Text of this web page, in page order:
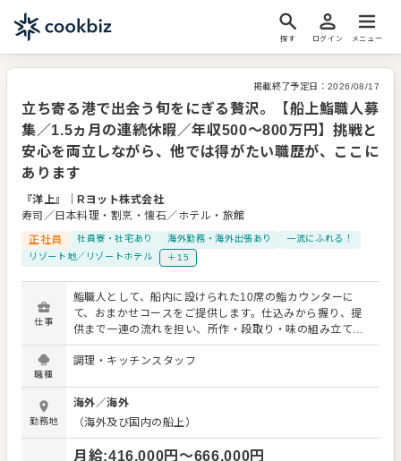
探す ログイン メニュー
掲載終了予定日： 2026/08/17
立ち寄る港で出会う旬をにぎる贅沢。【船上鮨職人募
集／1.5ヵ月の連続休暇／年収500～800万円】挑戦と
安心を両立しながら、他では得がたい職歴が、ここに
あります
『洋上』
Rヨット株式会社
寿司／日本料理・割烹・懐石／ホテル・旅館
正社員
社員寮・社宅あり 海外勤務・海外出張あり
一流にふれる！
リゾート地／リゾートホテル
＋15
仕事
鮨職人として、船内に設けられた10席の鮨カウンターに
て、おまかせコースをご提供します。仕込みから握り、提
供まで一連の流れを担い、所作・段取り・味の組み立てま
で細部にこだわった仕事が求められる環境です。今回は責
任者候補を含めた複数名採用のため、ご経験に応じてカウ
体的な業務内容 ・下処理、仕込み／シャリ管理 ・握り、コ
ース提供 ・衛生管理、片付け・清掃 ・在庫管理、発注など
の簡単なPC作業（メール、Excel等） ・（経験に応じて）
後進のフォロー、オペレーション改善 など 限られた席数だ
からこそ、一貫ごとの完成度がそのまま評価につながりま
職種
調理・キッチンスタッフ
勤務地
海外／海外
（海外及び国内の船上）
月給:416,000円〜666,000円